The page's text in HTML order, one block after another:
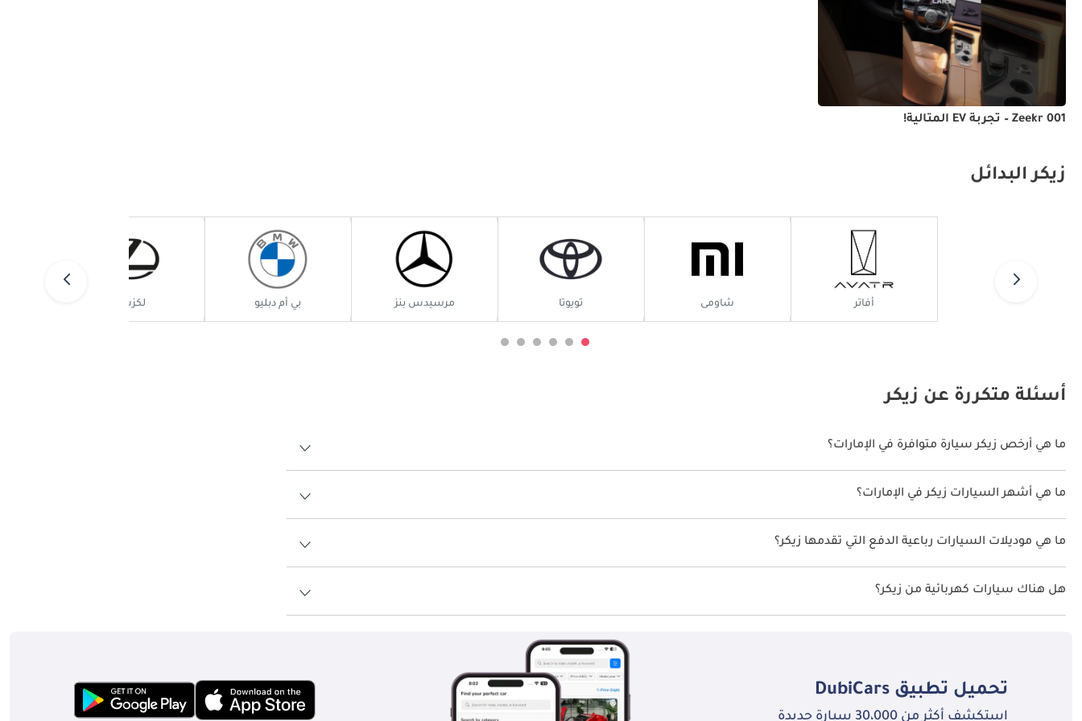
Zeekr 001 – تجربة EV المثالية!
زيكر البدائل
أفاتر شاومى تويوتا مرسيدس بنز بي أم دبليو لكزس
أسئلة متكررة عن زيكر
ما هي أرخص زيكر سيارة متوافرة في الإمارات؟
أرخص سيارة زيكر في الإمارات هيزيكر X , بسعر 201,900 .
ما هي أشهر السيارات زيكر في الإمارات؟
أشهر موديلات سيارات زيكر الجديدة المتوفرة في الإمارات العربية المتحدة هيزيكر 9X ،زيكر 001 ،زيكر X ،زيكر 8X وزيكر 7X .
ما هي موديلات السيارات رباعية الدفع التي تقدمها زيكر؟
تقدم زيكر 4 طرازًا من سيارات الدفع الرباعي في الإمارات العربية المتحدة وهي: زيكر 9X ،زيكر X ،زيكر 8X وزيكر 001 .
هل هناك سيارات كهربائية من زيكر؟
زيكر السيارات الكهربائية في الإمارات العربية المتحدة. الموديلات المتوفرة هي:زيكر 001 وزيكر X .
تحميل تطبيق DubiCars
استكشف أكثر من 30،000 سيارة جديدة